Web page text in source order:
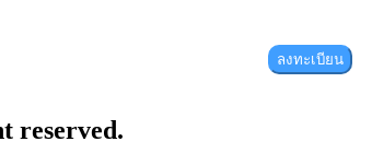
ลงทะเบียน
reserved.